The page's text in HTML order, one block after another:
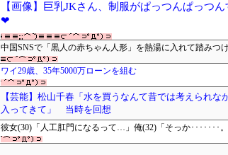
【画像】巨乳JKさん、制服がぱっつんぱっつ
❤
中国SNSで「黒人の赤ちゃん人形」を熱湯に入れて踏みつ
ワイ29歳、35年5000万ローンを組む
【芸能】松山千春「水を買うなんて昔では考えられな
入ってきて」 当時を回想
彼女(30)「人工肛門になるって…」俺(32)「そっか･･･････